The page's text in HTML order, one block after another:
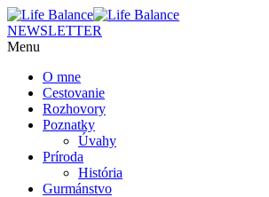
NEWSLETTER
Menu
O mne
Cestovanie
Rozhovory
Poznatky
Úvahy
Príroda
História
Gurmánstvo